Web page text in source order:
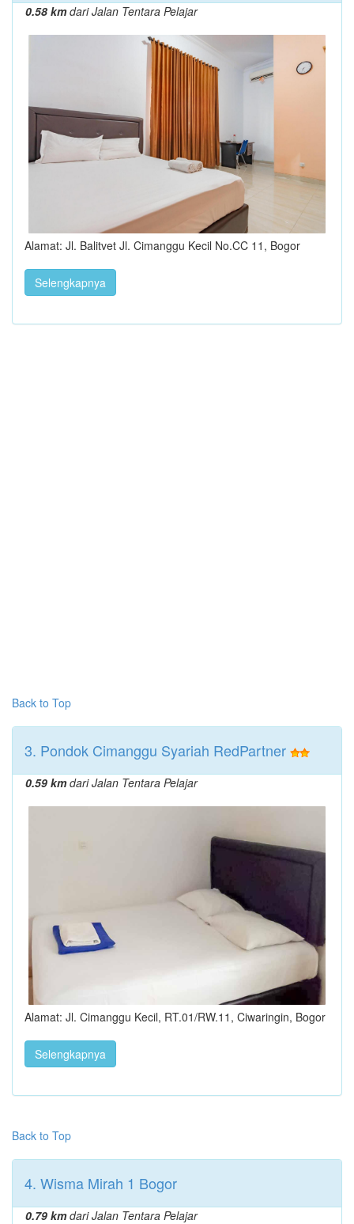
0.58 kmdari Jalan Tentara Pelajar
Alamat: Jl. Balitvet Jl. Cimanggu Kecil No.CC 11, Bogor
Selengkapnya
Back to Top
3. Pondok Cimanggu Syariah RedPartner
0.59 kmdari Jalan Tentara Pelajar
Alamat: Jl. Cimanggu Kecil, RT.01/RW.11, Ciwaringin, Bogor
Selengkapnya
Back to Top
4. Wisma Mirah 1 Bogor
0.79 kmdari Jalan Tentara Pelajar